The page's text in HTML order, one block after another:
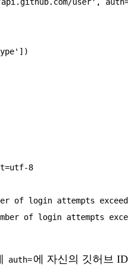
8
of login attempts
auth=에 자신의 깃허브